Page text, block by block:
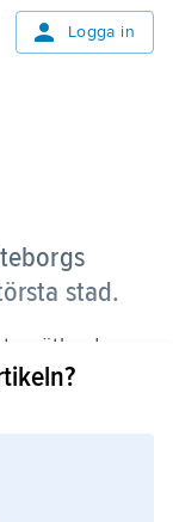
Logga in
stad.